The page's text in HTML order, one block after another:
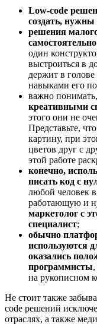
Low-code
создать,
решения
один
выстроиться в
держит в
навыками его
важно
креативными
этого они не
Представьте,
картину, при
цветов друг с
этой работе
конечно,
писать код с
любой человек в
работающую и
маркетолог с
специалист;
обычно
используются
оказались
программисты
на рукописном
Не стоит также
code решений
отраслях, а также